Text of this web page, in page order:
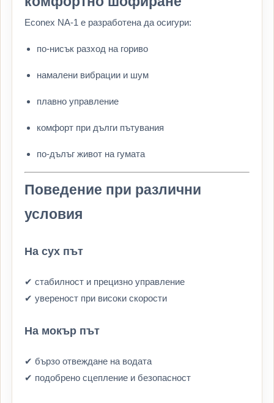
Econex NA-1 е разработена да осигури:
по-нисък разход на гориво
намалени вибрации и шум
плавно управление
комфорт при дълги пътувания
по-дълъг живот на гумата
Поведение при различни
условия
На сух път
✔ стабилност и прецизно управление
✔ увереност при високи скорости
На мокър път
✔ бързо отвеждане на водата
✔ подобрено сцепление и безопасност